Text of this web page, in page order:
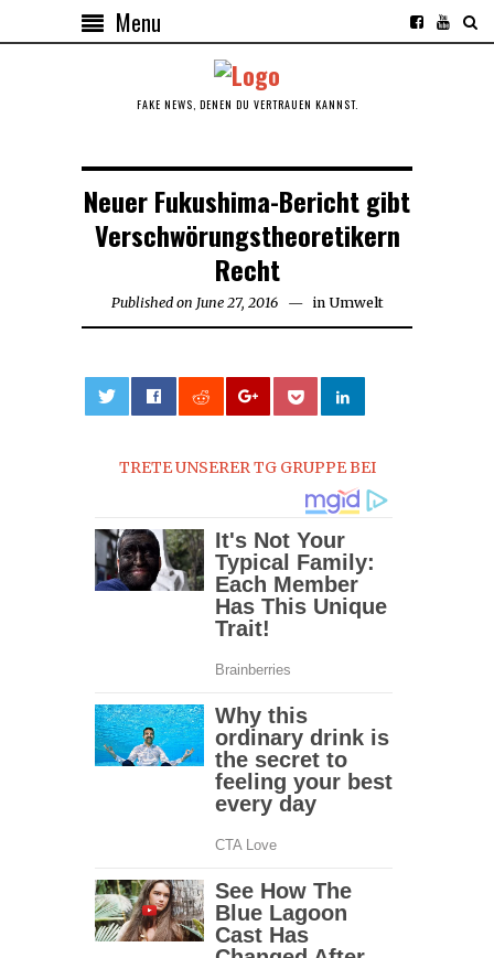
Menu
FAKE NEWS, DENEN DU VERTRAUEN KANNST.
Neuer Fukushima-Bericht gibt
Verschwörungstheoretikern
Recht
Published on June 27, 2016 in Umwelt
TRETE UNSERER TG GRUPPE BEI